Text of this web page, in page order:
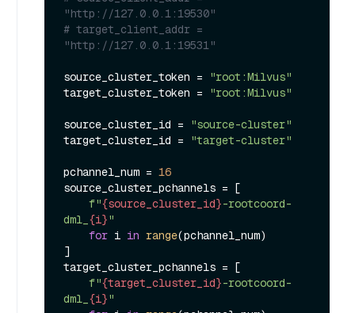
"http://127.0.0.1:19530"
# target_client_addr =
"http://127.0.0.1:19531"
source_cluster_token =
"root:Milvus"
target_cluster_token =
"root:Milvus"
source_cluster_id =
"source-cluster"
target_cluster_id =
"target-cluster"
pchannel_num = 16
source_cluster_pchannels = [
f"{source_cluster_id}-rootcoord-
dml_ {i}"
for i in range(pchannel_num)
]
target_cluster_pchannels = [
f"{target_cluster_id}-rootcoord-
dml_ {i}"